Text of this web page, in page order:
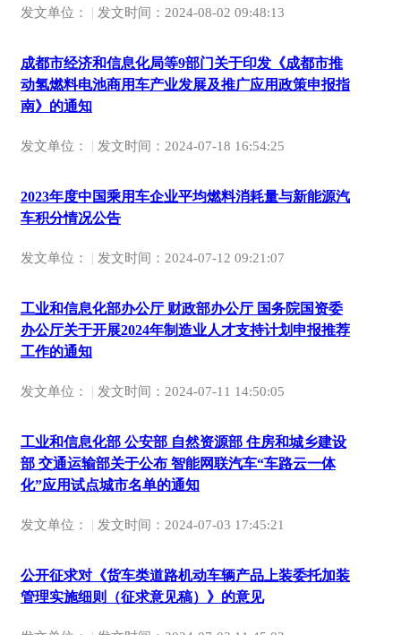
发文单位： | 发文时间： 2024-08-02 09:48:13
成都市经济和信息化局等9部门关于印发《成都市推
动氢燃料电池商用车产业发展及推广应用政策申报指
南》的通知
发文单位： | 发文时间： 2024-07-18 16:54:25
2023年度中国乘用车企业平均燃料消耗量与新能源汽
车积分情况公告
发文单位： | 发文时间： 2024-07-12 09:21:07
工业和信息化部办公厅 财政部办公厅 国务院国资委
办公厅关于开展2024年制造业人才支持计划申报推荐
工作的通知
发文单位： | 发文时间： 2024-07-11 14:50:05
工业和信息化部 公安部 自然资源部 住房和城乡建设
部 交通运输部关于公布 智能网联汽车“车路云一体
化”应用试点城市名单的通知
发文单位： | 发文时间： 2024-07-03 17:45:21
公开征求对《货车类道路机动车辆产品上装委托加装
管理实施细则（征求意见稿）》的意见